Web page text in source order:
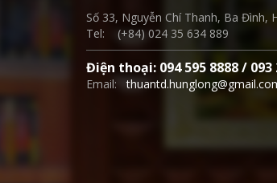
Số 33, Nguyễn Chí Thanh, Ba Đình,
Tel: (+84) 024 35 634 889
Điện thoại: 094 595 8888 / 093
Email: